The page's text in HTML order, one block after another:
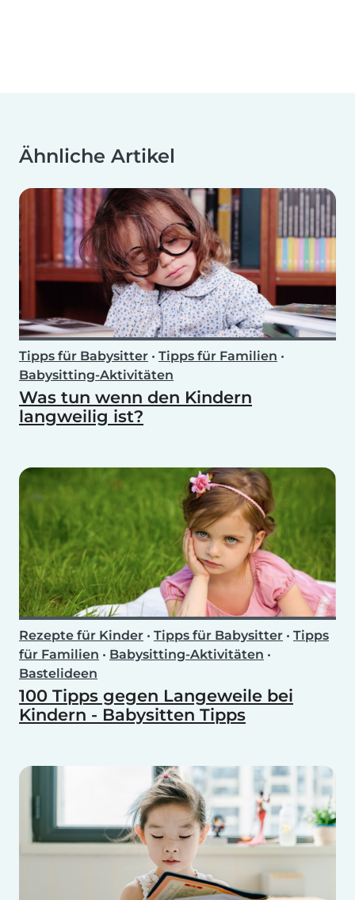
Ähnliche Artikel
Tipps für Babysitter • Tipps für Familien •
Babysitting-Aktivitäten
Was tun wenn den Kindern
langweilig ist?
Rezepte für Kinder • Tipps für Babysitter • Tipps
für Familien • Babysitting-Aktivitäten •
Bastelideen
100 Tipps gegen Langeweile bei
Kindern - Babysitten Tipps